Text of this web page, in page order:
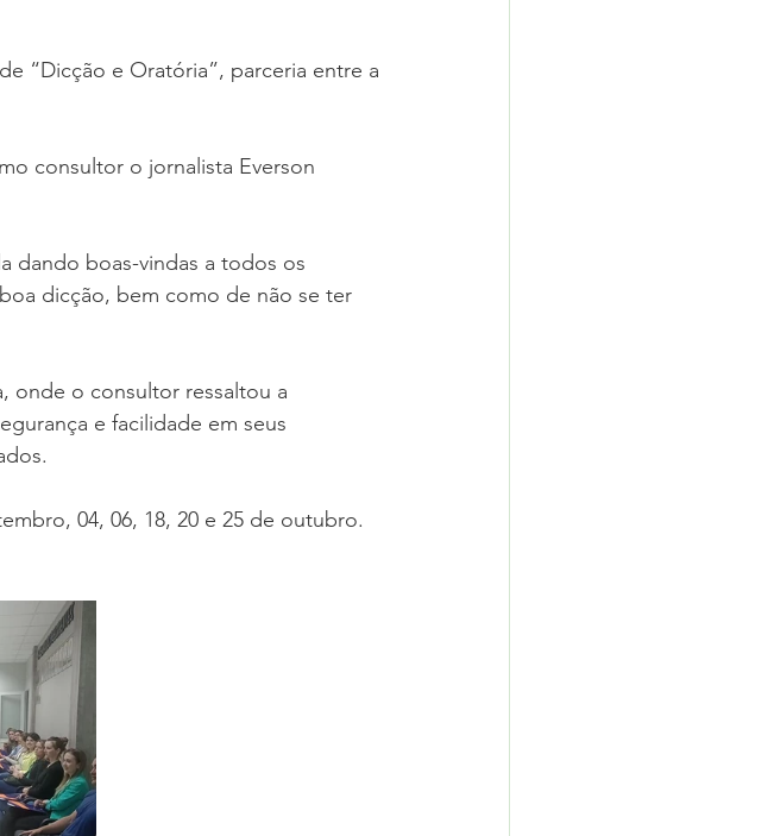
“Dicção e Oratória”, parceria entre a
consultor o jornalista Everson
dando boas-vindas a todos os
dicção, bem como de não se ter
onde o consultor ressaltou a
e facilidade em seus
04, 06, 18, 20 e 25 de outubro.